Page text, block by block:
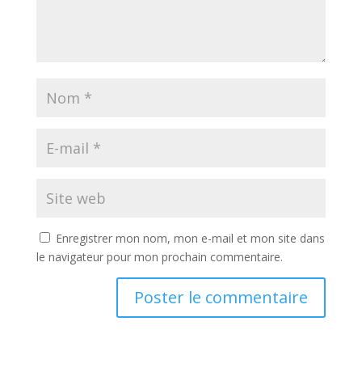
Enregistrer mon nom, mon e-mail et mon site dans
le navigateur pour mon prochain commentaire.